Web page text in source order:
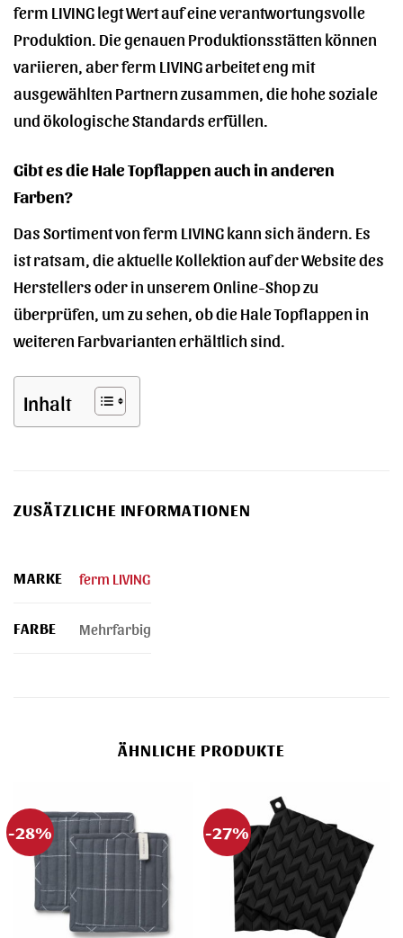
ferm LIVING legt Wert auf eine verantwortungsvolle
Produktion. Die genauen Produktionsstätten können
variieren, aber ferm LIVING arbeitet eng mit
ausgewählten Partnern zusammen, die hohe soziale
und ökologische Standards erfüllen.
Gibt es die Hale Topflappen auch in anderen
Farben?
Das Sortiment von ferm LIVING kann sich ändern. Es
ist ratsam, die aktuelle Kollektion auf der Website des
Herstellers oder in unserem Online-Shop zu
überprüfen, um zu sehen, ob die Hale Topflappen in
weiteren Farbvarianten erhältlich sind.
Inhalt
ZUSÄTZLICHE INFORMATIONEN
MARKE ferm LIVING
FARBE Mehrfarbig
ÄHNLICHE PRODUKTE
-28% -27%